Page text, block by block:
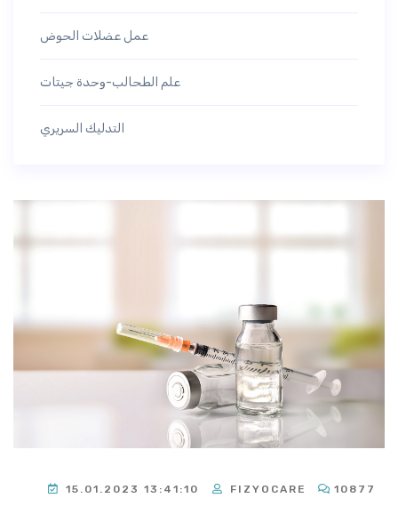
عمل عضلات الحوض
علم الطحالب-وحدة جيتات
التدليك السريري
15.01.2023 13:41:10 FIZYOCARE 10877